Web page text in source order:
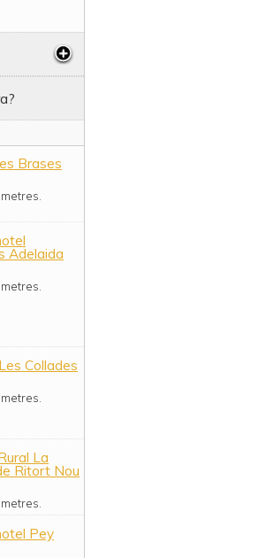
Brases
Adelaida
Collades
La
Ritort Nou
Pey